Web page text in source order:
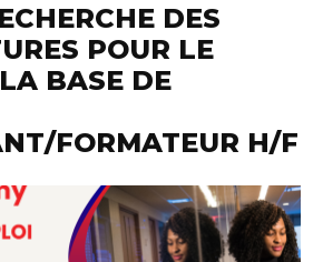
DES
POUR LE
BASE DE
FORMATEUR H/F